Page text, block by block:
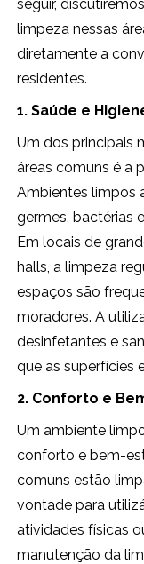
seguir,
limpeza nessas
diretamente a
residentes.
1. Saúde e
Um dos principais
áreas comuns é a
Ambientes limpos
germes, bactérias
Em locais de
halls, a limpeza
espaços são
moradores. A
desinfetantes e
que as superfícies
2. Conforto e
Um ambiente
conforto e bem-
comuns estão
vontade para
atividades físicas
manutenção da